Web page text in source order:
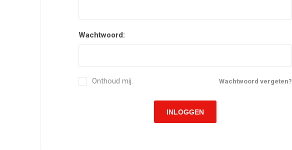
Wachtwoord:
Wachtwoord vergeten?
Onthoud mij.